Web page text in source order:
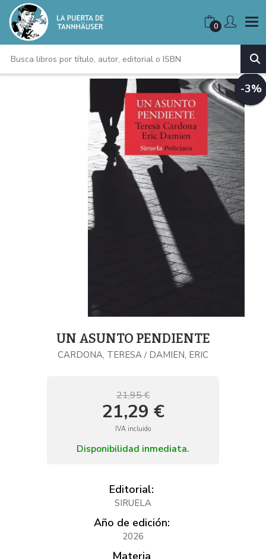
0
-3%
UN ASUNTO PENDIENTE
CARDONA, TERESA / DAMIEN, ERIC
21,95 €
21,29 €
IVA incluido
Disponibilidad inmediata.
Editorial:
SIRUELA
Año de edición:
2026
Materia